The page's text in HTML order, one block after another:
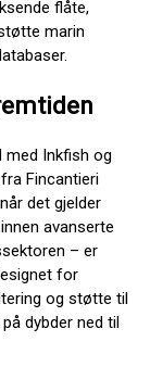
flåte,
marin
med Inkfish og
Fincantieri
det gjelder
avanserte
– er
for
og støtte til
dybder ned til